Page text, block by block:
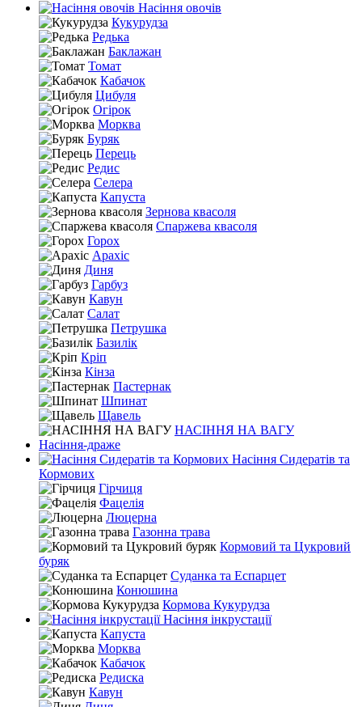
Насіння овочів
Кукурудза
Редька
Баклажан
Томат
Кабачок
Цибуля
Огірок
Морква
Буряк
Перець
Редис
Селера
Капуста
Зернова квасоля
Спаржева квасоля
Горох
Арахіс
Диня
Гарбуз
Кавун
Салат
Петрушка
Базилік
Кріп
Кінза
Пастернак
Шпинат
Щавель
НАСІННЯ НА ВАГУ
Насіння-драже
Насіння Сидератів та
Кормових
Гірчиця
Фацелія
Люцерна
Газонна трава
Кормовий та Цукровий
буряк
Суданка та Еспарцет
Конюшина
Кормова Кукурудза
Насіння інкрустації
Капуста
Морква
Кабачок
Редиска
Кавун